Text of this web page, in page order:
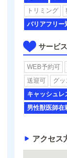
トリミング
バリアフリー
サービス
WEB予約可
送迎可
グッ
キャッシュレ
男性獣医師在
アクセス